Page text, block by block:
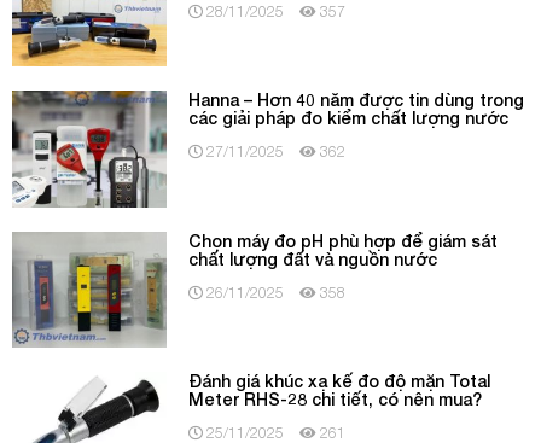
28/11/2025 357
Hanna – Hơn 40 năm được tin dùng trong
các giải pháp đo kiểm chất lượng nước
27/11/2025 362
Chọn máy đo pH phù hợp để giám sát
chất lượng đất và nguồn nước
26/11/2025 358
Đánh giá khúc xạ kế đo độ mặn Total
Meter RHS-28 chi tiết, có nên mua?
25/11/2025 261